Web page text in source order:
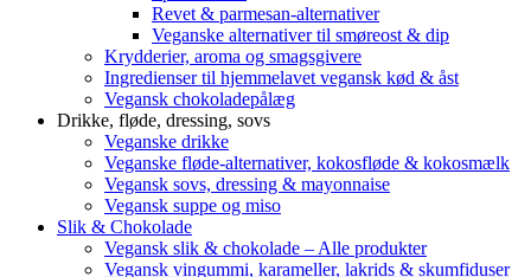
Revet & parmesan-alternativer
Veganske alternativer til smøreost & dip
Krydderier, aroma og smagsgivere
Ingredienser til hjemmelavet vegansk kød & åst
Vegansk chokoladepålæg
Drikke, fløde, dressing, sovs
Veganske drikke
Veganske fløde-alternativer, kokosfløde & kokosmælk
Vegansk sovs, dressing & mayonnaise
Vegansk suppe og miso
Slik & Chokolade
Vegansk slik & chokolade – Alle produkter
Vegansk vingummi, karameller, lakrids & skumfiduser